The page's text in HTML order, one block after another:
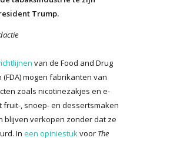
Trump.
van de Food and Drug
mogen fabrikanten van
zoals nicotinezakjes en e-
fruit-, snoep- en dessertsmaken
blijven verkopen zonder dat ze
In een opiniestukvoor The